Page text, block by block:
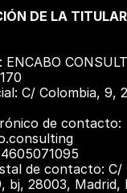
DE LA
ENCABO
C/ Colombia, 9,
de contacto:
de contacto: C/
bj, 28003, Madrid,